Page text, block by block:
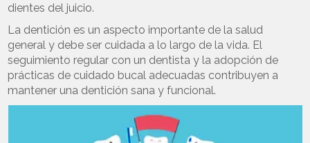
dientes del juicio.
La dentición es un aspecto importante de la salud
general y debe ser cuidada a lo largo de la vida. El
seguimiento regular con un dentista y la adopción de
prácticas de cuidado bucal adecuadas contribuyen a
mantener una dentición sana y funcional.